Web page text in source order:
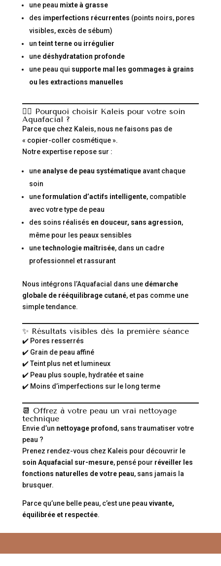
une peau mixte à grasse
des imperfections récurrentes (points noirs, pores
visibles, excès de sébum)
un teint terne ou irrégulier
une déshydratation profonde
une peau qui supporte mal les gommages à grains
ou les extractions manuelles
🧖‍♀️ Pourquoi choisir Kaleis pour votre soin
Aquafacial ?
Parce que chez Kaleis, nous ne faisons pas de
« copier-coller cosmétique ».
Notre expertise repose sur :
uneanalyse de peau systématiqueavant chaque
soin
uneformulation d’actifs intelligente, compatible
avec votre type de peau
des soins réalisés en douceur, sans agression,
même pour les peaux sensibles
unetechnologie maîtrisée, dans un cadre
professionnel et rassurant
Nous intégrons l’Aquafacial dans une démarche
globale de rééquilibrage cutané, et pas comme une
simple tendance.
✨ Résultats visibles dès la première séance
✔️ Pores resserrés
✔️ Grain de peau affiné
✔️ Teint plus net et lumineux
✔️ Peau plus souple, hydratée et saine
✔️ Moins d’imperfections sur le long terme
📆 Offrez à votre peau un vrai nettoyage
technique
Envie d’un nettoyage profond , sans traumatiser votre
peau ?
Prenez rendez-vous chez Kaleis pour découvrir le
soin Aquafacial sur-mesure, pensé pour réveiller les
fonctions naturelles de votre peau, sans jamais la
brusquer.
Parce qu’une belle peau, c’est une peau vivante,
équilibrée et respectée.